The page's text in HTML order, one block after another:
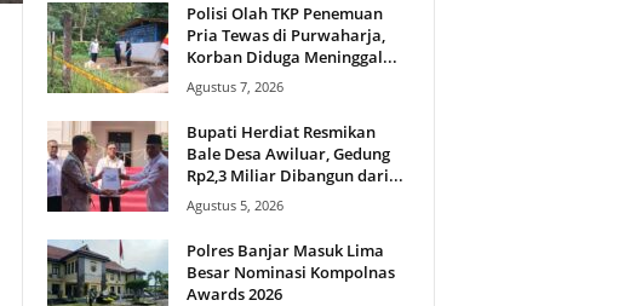
Polisi Olah TKP Penemuan
Pria Tewas di Purwaharja,
Korban Diduga Meninggal...
Agustus 7, 2026
Bupati Herdiat Resmikan
Bale Desa Awiluar, Gedung
Rp2,3 Miliar Dibangun dari...
Agustus 5, 2026
Polres Banjar Masuk Lima
Besar Nominasi Kompolnas
Awards 2026